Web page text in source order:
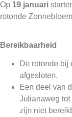
Op 19 januari
rotonde
Bereikbaarheid
De rotonde bij
afgesloten.
Een deel van
Julianaweg tot
zijn niet